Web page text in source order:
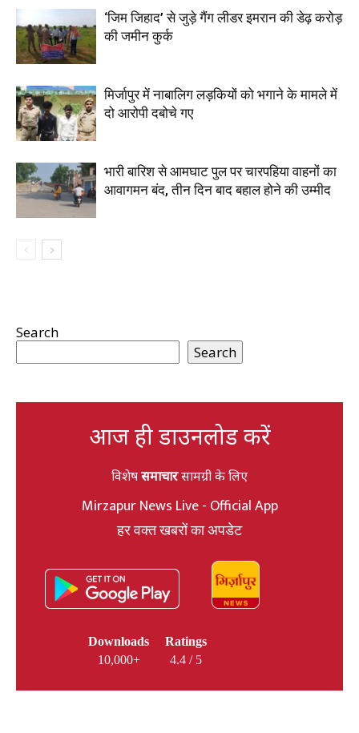
‘जिम जिहाद’ से जुड़े गैंग लीडर इमरान की डेढ़ करोड़
की जमीन कुर्क
मिर्जापुर में नाबालिग लड़कियों को भगाने के मामले में
दो आरोपी दबोचे गए
भारी बारिश से आमघाट पुल पर चारपहिया वाहनों का
आवागमन बंद, तीन दिन बाद बहाल होने की उम्मीद
Search
Search
आज ही डाउनलोड करें
विशेषसमाचारसामग्री के लिए
Mirzapur News Live - Official App
हर वक्त खबरों का अपडेट
Downloads
10,000+
Ratings
4.4 / 5